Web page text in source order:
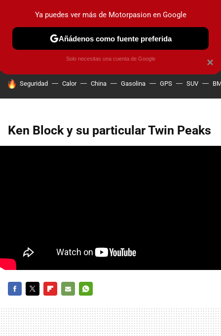
PRUEBAS COCHES ELÉCTRICOS OBSERVATORIO
HOY SE HABLA DE
Seguridad Calor China Gasolina GPS SUV
Ken Block y su particular Twin Peaks
MAIL
×
Ya puedes ver más de Motorpasion en Google
Añádenos como fuente preferida
Solo necesitas una cuenta de Google